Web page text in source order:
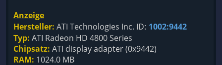
Anzeige
Hersteller: ATI Technologies Inc. ID: 1002:9442
Typ: ATI Radeon HD 4800 Series
Chipsatz: ATI display adapter (0x9442)
RAM: 1024.0 MB